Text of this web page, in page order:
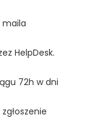
maila
HelpDesk.
72h w dni